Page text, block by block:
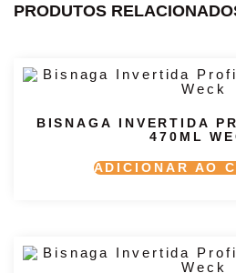
PRODUTOS
BISNAGA INVERTIDA
470ML
ADICIONAR AO